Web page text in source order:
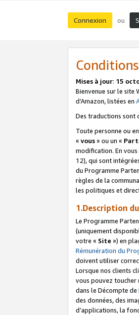
Connexion ou
Mises à jour: 15
Bienvenue sur le site
d’Amazon, listées en
Des traductions sont
Toute personne ou
« vous» ou un «
modification. En
12), qui sont
du Programme
règles de la
les politiques et
1.Description
Le Programme
(uniquement
votre « Site ») en
Rémunération du
doivent utiliser
Lorsque nos clients
vous pouvez toucher
dans le Décompte de
des données, des
d’applications, la